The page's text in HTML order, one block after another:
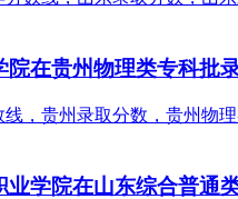
在贵州物理类专科批
学院在山东综合普通